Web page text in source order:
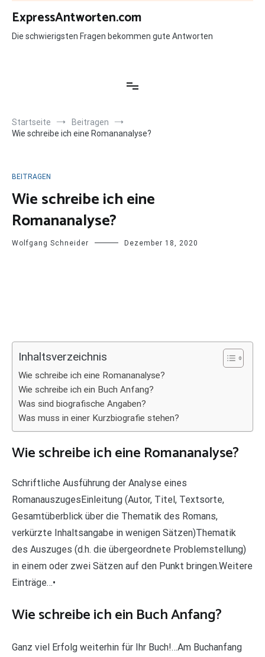
Zum
Inhalt
springen
ExpressAntworten.com
Die schwierigsten Fragen bekommen gute Antworten
Startseite
Beitragen
Wie schreibe ich eine Romananalyse?
BEITRAGEN
Wie schreibe ich eine
Romananalyse?
Wolfgang Schneider Dezember 18, 2020
Inhaltsverzeichnis
Wie schreibe ich eine Romananalyse?
Wie schreibe ich ein Buch Anfang?
Was sind biografische Angaben?
Was muss in einer Kurzbiografie stehen?
Wie schreibe ich eine Romananalyse?
Schriftliche Ausführung der Analyse eines
RomanauszugesEinleitung (Autor, Titel, Textsorte,
Gesamtüberblick über die Thematik des Romans,
verkürzte Inhaltsangabe in wenigen Sätzen)Thematik
des Auszuges (d.h. die übergeordnete Problemstellung)
in einem oder zwei Sätzen auf den Punkt bringen.Weitere
Einträge…•
Wie schreibe ich ein Buch Anfang?
Ganz viel Erfolg weiterhin für Ihr Buch!…Am Buchanfang